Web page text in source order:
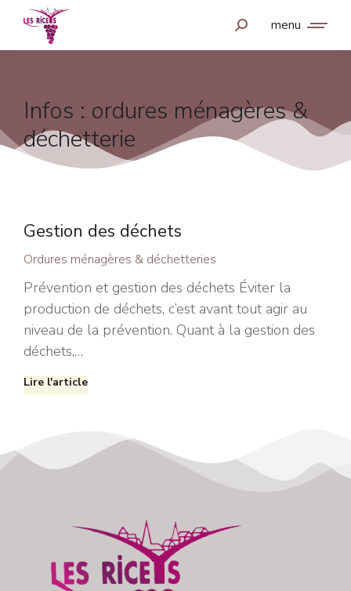
menu
Infos : ordures ménagères &
déchetterie
Gestion des déchets
Ordures ménagères & déchetteries
Prévention et gestion des déchets Éviter la
production de déchets, c’est avant tout agir au
niveau de la prévention. Quant à la gestion des
déchets,…
Lire l'article